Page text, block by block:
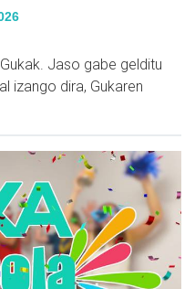
Jaso gabe gelditu
izango dira, Gukaren